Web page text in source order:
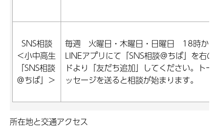
SNS相談
＜小中高生
「SNS相談
＠ちば」＞
毎週 火曜日・木曜日・日曜日 18時か
LINEアプリにて「SNS相談＠ちば」を右の
ドより「友だち追加」してください。トー
ッセージを送ると相談が始まります。
所在地と交通アクセス